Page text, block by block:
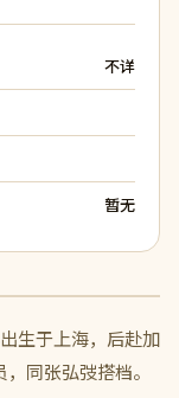
不详
暂无
生于上海，后赴加
同张弘弢搭档。